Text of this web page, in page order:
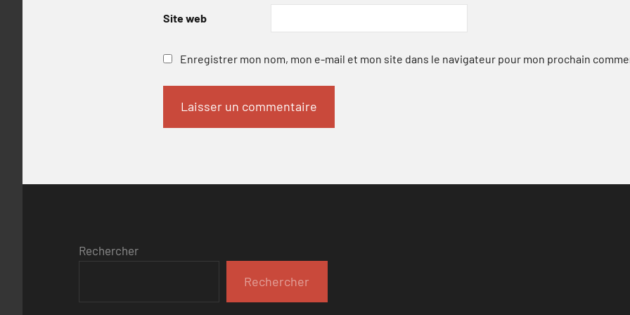
Site web
Enregistrer mon nom, mon e-mail et mon site dans le navigateur pour mon prochain
Rechercher
Rechercher